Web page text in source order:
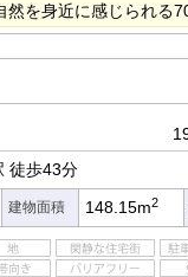
然を身近に感じられる
徒歩43分
建物面積 148.15m2